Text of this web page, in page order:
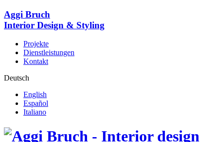
Aggi Bruch
Interior Design & Styling
Projekte
Dienstleistungen
Kontakt
Deutsch
English
Español
Italiano